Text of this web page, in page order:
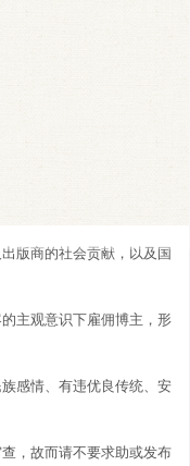
版商的社会贡献，以及国
主观意识下雇佣博主，形
感情、有违优良传统、安
，故而请不要求助或发布